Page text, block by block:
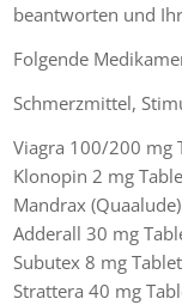
beantworten und
Folgende
Schmerzmittel,
Viagra 100/200 mg
Klonopin 2 mg
Mandrax
Adderall 30 mg
Subutex 8 mg
Strattera 40 mg